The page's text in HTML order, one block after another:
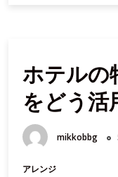
ホテルの
をどう活
mikkobbg
アレンジ